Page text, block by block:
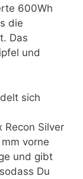
600Wh
die
Das
und
sich
Recon Silver
vorne
und gibt
Du